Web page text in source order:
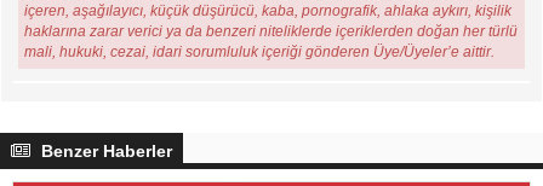
içeren, aşağılayıcı, küçük düşürücü, kaba, pornografik, ahlaka aykırı, kişilik
haklarına zarar verici ya da benzeri niteliklerde içeriklerden doğan her türlü
mali, hukuki, cezai, idari sorumluluk içeriği gönderen Üye/Üyeler’e aittir.
Benzer Haberler